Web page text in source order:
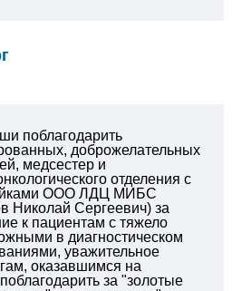
поблагодарить
доброжелательных
медсестер и
отделения с
ООО ЛДЦ МИБС
Николай Сергеевич) за
к пациентам с тяжело
в диагностическом
уважительное
оказавшимся на
за "золотые